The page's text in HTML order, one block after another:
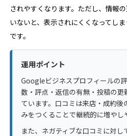
されやすくなります。ただし、情報
いないと、表示されにくくなってし
です。
運用ポイント
Googleビジネスプロフィールの
数・評点・返信の有無・投稿の
ています。口コミは来店・成約
みをつくることで継続的に増やし
また、ネガティブな口コミに対し